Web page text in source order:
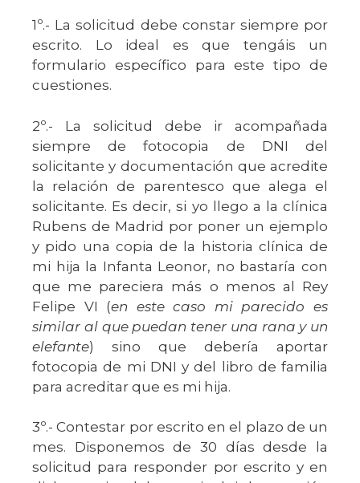
1º.- La solicitud debe constar siempre por
escrito. Lo ideal es que tengáis un
formulario específico para este tipo de
cuestiones.
2º.- La solicitud debe ir acompañada
siempre de fotocopia de DNI del
solicitante y documentación que acredite
la relación de parentesco que alega el
solicitante. Es decir, si yo llego a la clínica
Rubens de Madrid por poner un ejemplo
y pido una copia de la historia clínica de
mi hija la Infanta Leonor, no bastaría con
que me pareciera más o menos al Rey
Felipe VI (en este caso mi parecido es
similar al que puedan tener una rana y un
elefante) sino que debería aportar
fotocopia de mi DNI y del libro de familia
para acreditar que es mi hija.
3º.- Contestar por escrito en el plazo de un
mes. Disponemos de 30 días desde la
solicitud para responder por escrito y en